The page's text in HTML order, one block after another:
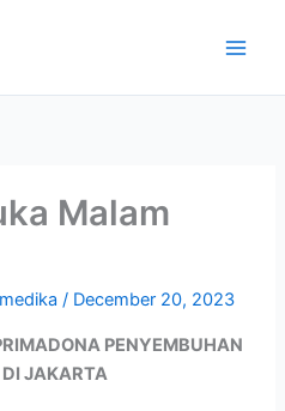
Malam
/ December 20, 2023
PENYEMBUHAN
JAKARTA